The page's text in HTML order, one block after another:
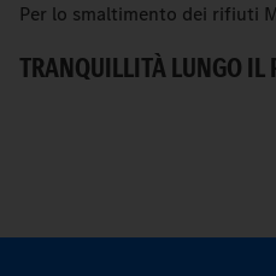
Per lo smaltimento dei rifiuti
TRANQUILLITÀ LUNGO IL